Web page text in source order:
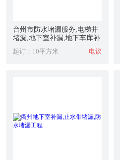
台州市防水堵漏服务,电梯井
堵漏,地下室补漏,地下车库补
起订：10平方米 电议